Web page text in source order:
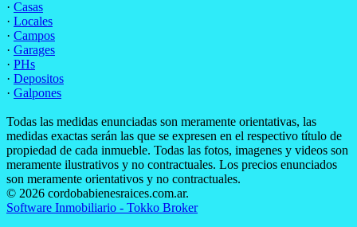
· Casas
· Locales
· Campos
· Garages
· PHs
· Depositos
· Galpones
Todas las medidas enunciadas son meramente orientativas, las
medidas exactas serán las que se expresen en el respectivo título de
propiedad de cada inmueble. Todas las fotos, imagenes y videos son
meramente ilustrativos y no contractuales. Los precios enunciados
son meramente orientativos y no contractuales.
© 2026 cordobabienesraices.com.ar.
Software Inmobiliario - Tokko Broker